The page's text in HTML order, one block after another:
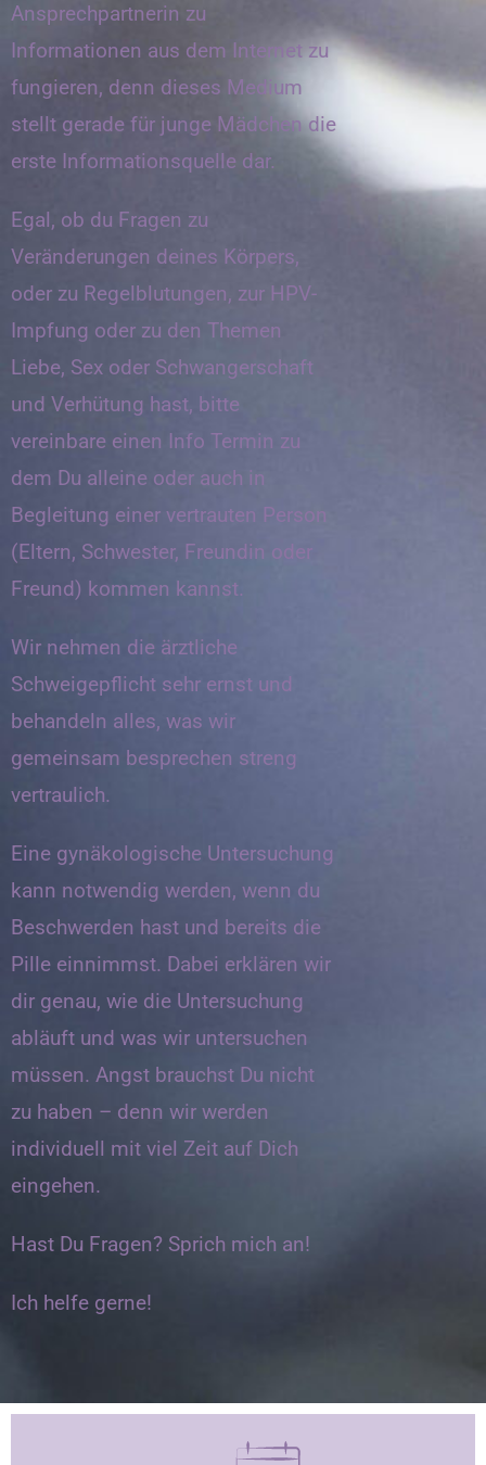
Ansprechpartnerin zu
Informationen aus dem Internet zu
fungieren, denn dieses Medium
stellt gerade für junge Mädchen die
erste Informationsquelle dar.
Egal, ob du Fragen zu
Veränderungen deines Körpers,
oder zu Regelblutungen, zur HPV-
Impfung oder zu den Themen
Liebe, Sex oder Schwangerschaft
und Verhütung hast, bitte
vereinbare einen Info Termin zu
dem Du alleine oder auch in
Begleitung einer vertrauten Person
(Eltern, Schwester, Freundin oder
Freund) kommen kannst.
Wir nehmen die ärztliche
Schweigepflicht sehr ernst und
behandeln alles, was wir
gemeinsam besprechen streng
vertraulich.
Eine gynäkologische Untersuchung
kann notwendig werden, wenn du
Beschwerden hast und bereits die
Pille einnimmst. Dabei erklären wir
dir genau, wie die Untersuchung
abläuft und was wir untersuchen
müssen. Angst brauchst Du nicht
zu haben – denn wir werden
individuell mit viel Zeit auf Dich
eingehen.
Hast Du Fragen? Sprich mich an!
Ich helfe gerne!